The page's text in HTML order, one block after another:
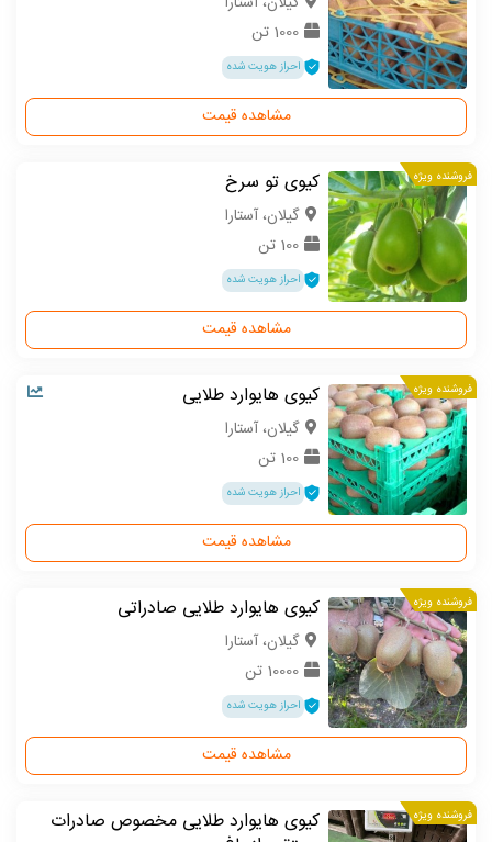
1000 تن
احراز هویت شده
مشاهده قیمت
فروشنده ویژه کیوی تو سرخ
گیلان، آستارا
100 تن
احراز هویت شده
مشاهده قیمت
فروشنده ویژه کیوی هایوارد طلایی
گیلان، آستارا
100 تن
احراز هویت شده
مشاهده قیمت
فروشنده ویژه کیوی هایوارد طلایی صادراتی
گیلان، آستارا
10000 تن
احراز هویت شده
مشاهده قیمت
فروشنده ویژه
کیوی هایوارد طلایی مخصوص صادرات